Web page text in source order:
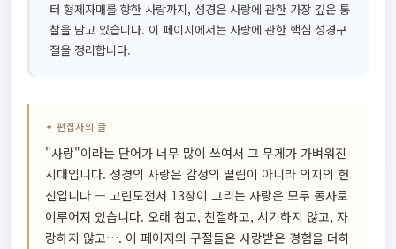
터 형제자매를 향한 사랑까지, 성경은 사랑에 관한 가장 깊은 통
찰을 담고 있습니다. 이 페이지에서는 사랑에 관한 핵심 성경구
절을 정리합니다.
✦ 편집자의 글
"사랑"이라는 단어가 너무 많이 쓰여서 그 무게가 가벼워진
시대입니다. 성경의 사랑은 감정의 떨림이 아니라 의지의 헌
신입니다 — 고린도전서 13장이 그리는 사랑은 모두 동사로
이루어져 있습니다. 오래 참고, 친절하고, 시기하지 않고, 자
랑하지 않고…. 이 페이지의 구절들은 사랑받은 경험을 더하